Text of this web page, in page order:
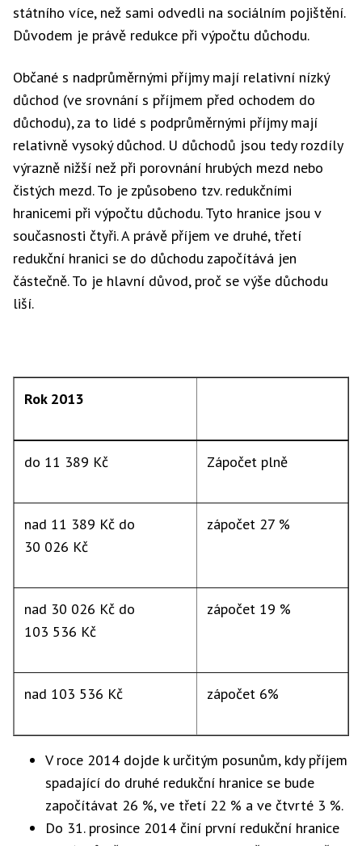
státního více, než sami odvedli na sociálním pojištění.
Důvodem je právě redukce při výpočtu důchodu.
Občané s nadprůměrnými příjmy mají relativní nízký
důchod (ve srovnání s příjmem před ochodem do
důchodu), za to lidé s podprůměrnými příjmy mají
relativně vysoký důchod. U důchodů jsou tedy rozdíly
výrazně nižší než při porovnání hrubých mezd nebo
čistých mezd. To je způsobeno tzv. redukčními
hranicemi při výpočtu důchodu. Tyto hranice jsou v
současnosti čtyři. A právě příjem ve druhé, třetí
redukční hranici se do důchodu započítává jen
částečně. To je hlavní důvod, proč se výše důchodu
liší.
Rok 2013
do 11 389 Kč Zápočet plně
nad 11 389 Kč do
30 026 Kč
zápočet 27 %
nad 30 026 Kč do
103 536 Kč
zápočet 19 %
nad 103 536 Kč zápočet 6%
V roce 2014 dojde k určitým posunům, kdy příjem
spadající do druhé redukční hranice se bude
započítávat 26 %, ve třetí 22 % a ve čtvrté 3 %.
Do 31. prosince 2014 činí první redukční hranice